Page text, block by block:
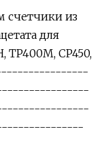
счетчики из
для
TP400M, CP450,